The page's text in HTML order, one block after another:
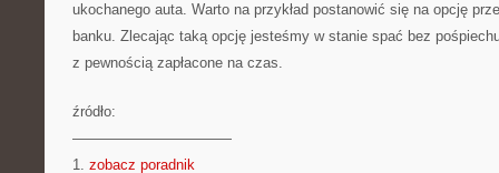
ukochanego auta. Warto na przykład postanowić się na opcję
banku. Zlecając taką opcję jesteśmy w stanie spać bez
z pewnością zapłacone na czas.
źródło:
———————————
1. zobacz poradnik